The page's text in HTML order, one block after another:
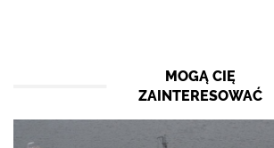
MOGĄ CIĘ
ZAINTERESOWAĆ